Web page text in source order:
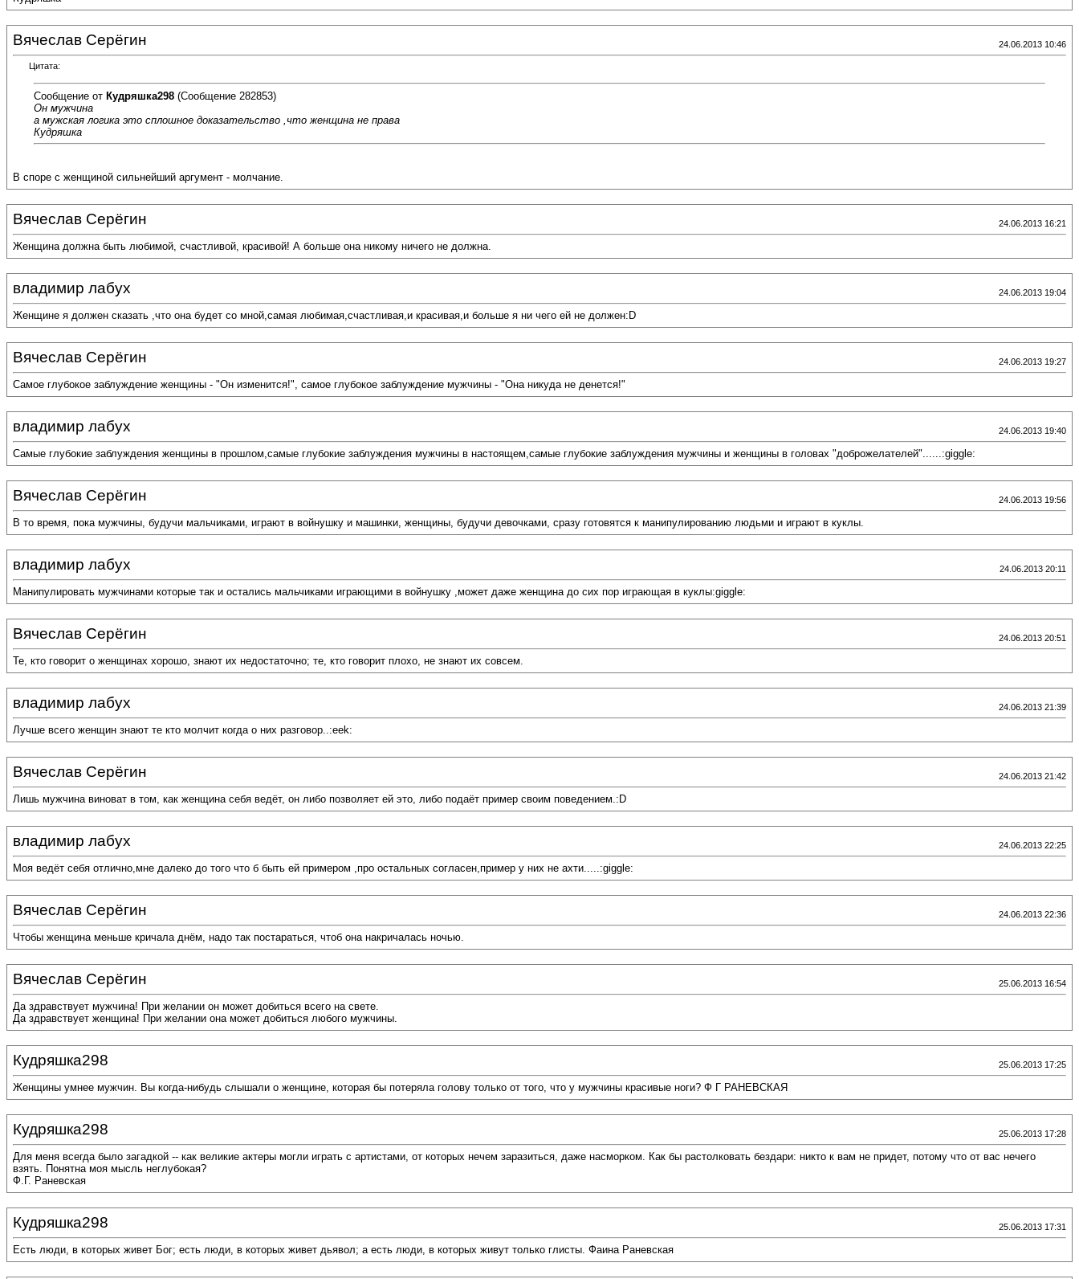
Вячеслав Серёгин 24.06.2013 10:46
Цитата:
Сообщение от Кудряшка298 (Сообщение 282853)
Он мужчина
а мужская логика это сплошное доказательство ,что женщина не права
Кудряшка
В споре с женщиной сильнейший аргумент - молчание.
Вячеслав Серёгин 24.06.2013 16:21
Женщина должна быть любимой, счастливой, красивой! А больше она никому ничего не должна.
владимир лабух 24.06.2013 19:04
Женщине я должен сказать ,что она будет со мной,самая любимая,счастливая,и красивая,и больше я ни чего ей не должен:D
Вячеслав Серёгин 24.06.2013 19:27
Самое глубокое заблуждение женщины - "Он изменится!", самое глубокое заблуждение мужчины - "Она никуда не денется!"
владимир лабух 24.06.2013 19:40
Самые глубокие заблуждения женщины в прошлом,самые глубокие заблуждения мужчины в настоящем,самые глубокие заблуждения мужчины и женщины в головах "доброжелателей"......:giggle:
Вячеслав Серёгин 24.06.2013 19:56
В то время, пока мужчины, будучи мальчиками, играют в войнушку и машинки, женщины, будучи девочками, сразу готовятся к манипулированию людьми и играют в куклы.
владимир лабух 24.06.2013 20:11
Манипулировать мужчинами которые так и остались мальчиками играющими в войнушку ,может даже женщина до сих пор играющая в куклы:giggle:
Вячеслав Серёгин 24.06.2013 20:51
Те, кто говорит о женщинах хорошо, знают их недостаточно; те, кто говорит плохо, не знают их совсем.
владимир лабух 24.06.2013 21:39
Лучше всего женщин знают те кто молчит когда о них разговор..:eek:
Вячеслав Серёгин 24.06.2013 21:42
Лишь мужчина виноват в том, как женщина себя ведёт, он либо позволяет ей это, либо подаёт пример своим поведением.:D
владимир лабух 24.06.2013 22:25
Моя ведёт себя отлично,мне далеко до того что б быть ей примером ,про остальных согласен,пример у них не ахти.....:giggle:
Вячеслав Серёгин 24.06.2013 22:36
Чтобы женщина меньше кричала днём, надо так постараться, чтоб она накричалась ночью.
Вячеслав Серёгин 25.06.2013 16:54
Да здравствует мужчина! При желании он может добиться всего на свете.
Да здравствует женщина! При желании она может добиться любого мужчины.
Кудряшка298 25.06.2013 17:25
Женщины умнее мужчин. Вы когда-нибудь слышали о женщине, которая бы потеряла голову только от того, что у мужчины красивые ноги? Ф Г РАНЕВСКАЯ
Кудряшка298 25.06.2013 17:28
Для меня всегда было загадкой -- как великие актеры могли играть с артистами, от которых нечем заразиться, даже насморком. Как бы растолковать бездари: никто к вам не придет, потому что от вас нечего
взять. Понятна моя мысль неглубокая?
Ф.Г. Раневская
Кудряшка298 25.06.2013 17:31
Есть люди, в которых живет Бог; есть люди, в которых живет дьявол; а есть люди, в которых живут только глисты. Фаина Раневская